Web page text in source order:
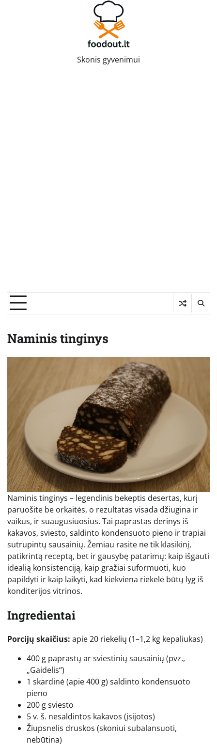
Skonis gyvenimui
Naminis tinginys
Naminis tinginys – legendinis bekeptis desertas, kurį
paruošite be orkaitės, o rezultatas visada džiugina ir
vaikus, ir suaugusiuosius. Tai paprastas derinys iš
kakavos, sviesto, saldinto kondensuoto pieno ir trapiai
sutrupintų sausainių. Žemiau rasite ne tik klasikinį,
patikrintą receptą, bet ir gausybę patarimų: kaip išgauti
idealią konsistenciją, kaip gražiai suformuoti, kuo
papildyti ir kaip laikyti, kad kiekviena riekelė būtų lyg iš
konditerijos vitrinos.
Ingredientai
Porcijų skaičius: apie 20 riekelių (1–1,2 kg kepaliukas)
400 g paprastų ar sviestinių sausainių (pvz.,
„Gaidelis“)
1 skardinė (apie 400 g) saldinto kondensuoto
pieno
200 g sviesto
5 v. š. nesaldintos kakavos (įsijotos)
Žiupsnelis druskos (skoniui subalansuoti,
nebūtina)